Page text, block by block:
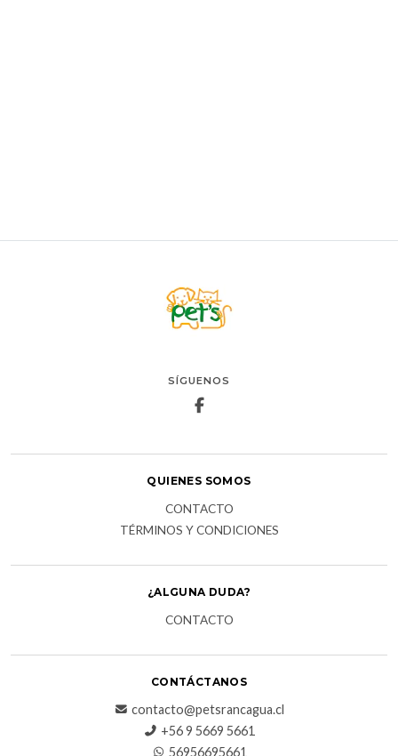
SÍGUENOS
QUIENES SOMOS
CONTACTO
TÉRMINOS Y CONDICIONES
¿ALGUNA DUDA?
CONTACTO
CONTÁCTANOS
contacto@petsrancagua.cl
‪+56 9 5669 5661‬
56956695661‬